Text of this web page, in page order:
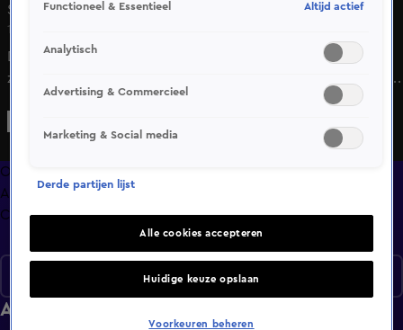
Seizoen 1, aflevering 2
13 jan 2024, 21:34
De unieke muzikale reis door het leven van Elvis vervolgt
zich en Bouke en Rob bezoeken de Sun Studios waar Elvis
zijn eerste muziek opnam. Ze krijgen een kijkje in de
Amerikaanse podium op in de beroemde muziekstraat
Bealestreet in Memphis waar hij in het BB King cafe mag
optreden.
Overzicht
Afleveringen
Clips
Afleveringen
Functioneel & Essentieel Altijd actief
Analytisch
Advertising & Commercieel
Marketing & Social media
Derde partijen lijst
Alle cookies accepteren
Huidige keuze opslaan
Voorkeuren beheren